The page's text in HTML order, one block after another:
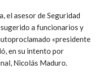
el asesor de Seguridad
sugerido a funcionarios y
«presidente
en su intento por
Nicolás Maduro.